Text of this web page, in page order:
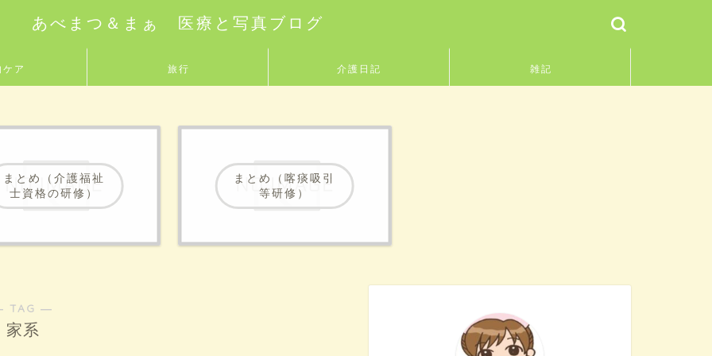
あべまつ＆まぁ 医療と写真ブログ
ア 旅行 介護日記 雑記
まとめ（介護福祉
士資格の研修）
まとめ（喀痰吸引
等研修）
TAG ―
家系